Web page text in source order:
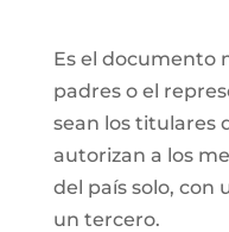
Es el documento
padres o el
sean los titulares
autorizan a los
del país solo, con
un tercero.